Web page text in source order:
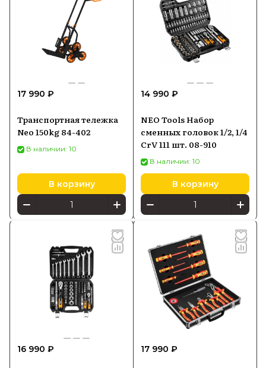
17 990 ₽
Транспортная тележка
Neo 150kg 84-402
В наличии: 10
В корзину
14 990 ₽
NEO Tools Набор
сменных головок 1/2, 1/4
CrV 111 шт. 08-910
В наличии: 10
В корзину
16 990 ₽ 17 990 ₽